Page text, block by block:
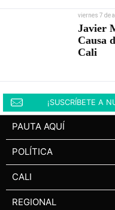
viernes 7 de
Javier
Causa
Cali
¡SUSCRÍBETE A
PAUTA AQUÍ
POLÍTICA
CALI
REGIONAL